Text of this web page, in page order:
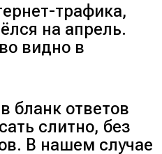
трафика,
на апрель.
видно в
в бланк ответов
слитно, без
В нашем случае